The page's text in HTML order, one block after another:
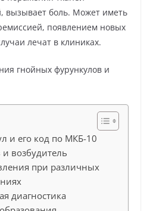
вызывает боль. Может иметь
появлением новых
лечат в клиниках.
и его код по МКБ-10
возбудитель
при различных
диагностика